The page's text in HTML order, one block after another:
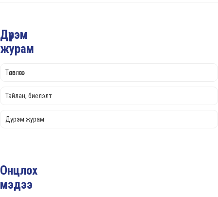
Дүрэм
журам
Төлөвлөгөө
Тайлан, биелэлт
Дүрэм журам
Онцлох
мэдээ